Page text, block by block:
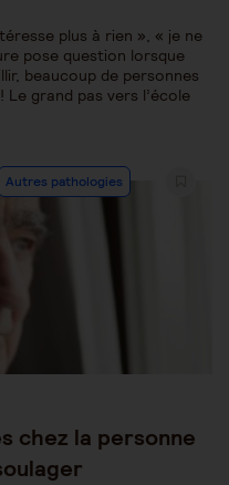
plus à rien », « je ne
pose question lorsque
beaucoup de personnes
Le grand pas vers l’école
Autres pathologies
chez la personne